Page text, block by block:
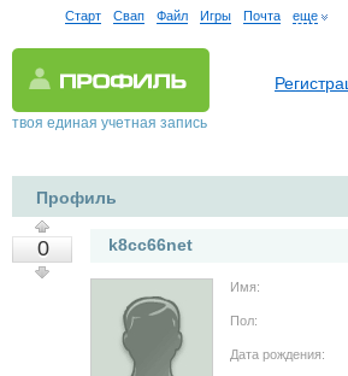
Старт Свап Файл Игры Почта еще
твоя единая учетная запись
Профиль
0 k8cc66net
Имя:
Пол:
Дата рождения: